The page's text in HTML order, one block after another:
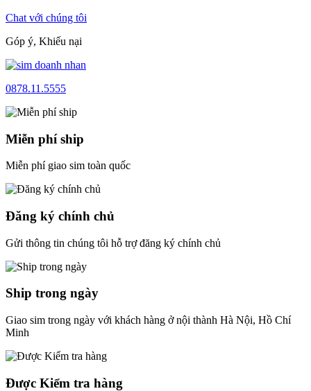
Chat với chúng tôi
Góp ý, Khiếu nại
0878.11.5555
Miễn phí ship
Miễn phí giao sim toàn quốc
Đăng ký chính chủ
Gửi thông tin chúng tôi hỗ trợ đăng ký chính chủ
Ship trong ngày
Giao sim trong ngày với khách hàng ở nội thành Hà Nội, Hồ Chí
Minh
Được Kiểm tra hàng